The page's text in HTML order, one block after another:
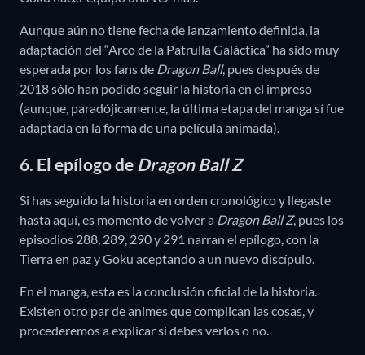
Aunque aún no tiene fecha de lanzamiento definida, la
adaptación del “Arco de la Patrulla Galáctica” ha sido muy
esperada por los fans de Dragon Ball, pues después de
2018 sólo han podido seguir la historia en el impreso
(aunque, paradójicamente, la última etapa del manga sí fue
adaptada en la forma de una película animada).
6. El epílogo de Dragon Ball Z
Si has seguido la historia en orden cronológico y llegaste
hasta aquí, es momento de volver a Dragon Ball Z, pues los
episodios 288, 289, 290 y 291 narran el epílogo, con la
Tierra en paz y Goku aceptando a un nuevo discípulo.
En el manga, esta es la conclusión oficial de la historia.
Existen otro par de animes que complican las cosas, y
procederemos a explicar si debes verlos o no.